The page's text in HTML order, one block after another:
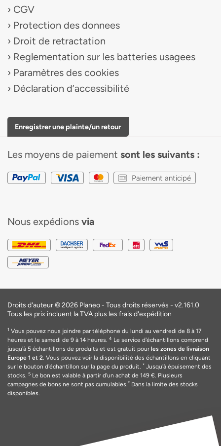
CGV
Protection des donnees
Droit de retractation
Reglementation sur les batteries usagees
Paramètres des cookies
Déclaration d’accessibilité
Enregistrer une plainte/un retour
Les moyens de paiement sont les suivants :
Paiement anticipé
Nous expédions via
Droits d'auteur © 2026 Planeo - Tous droits réservés - v2.161.0
Tous les prix incluent la TVA plus les frais d'expédition
1 Vous pouvez nous joindre par téléphone du lundi au vendredi de 8 à 17
heures et le samedi de 9 à 14 heures. 4 Le service d'échantillons comprend
jusqu'à 5 échantillons de produits et est gratuit pour les zones de livraison
Europe 1 et 2. Vous pouvez voir la disponibilité des échantillons en cliquant
sur le bouton d'échantillon sur la page du produit. * Jusqu'à épuisement des
stocks. 5 Le bon est valable à partir d'un achat de 149 €. Plusieurs
campagnes de bons ne sont pas cumulables.* Dans la limite des stocks
disponibles.